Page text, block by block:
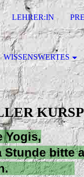
LEHRER:IN
WISSENSWERTES
Yogis,
bitte